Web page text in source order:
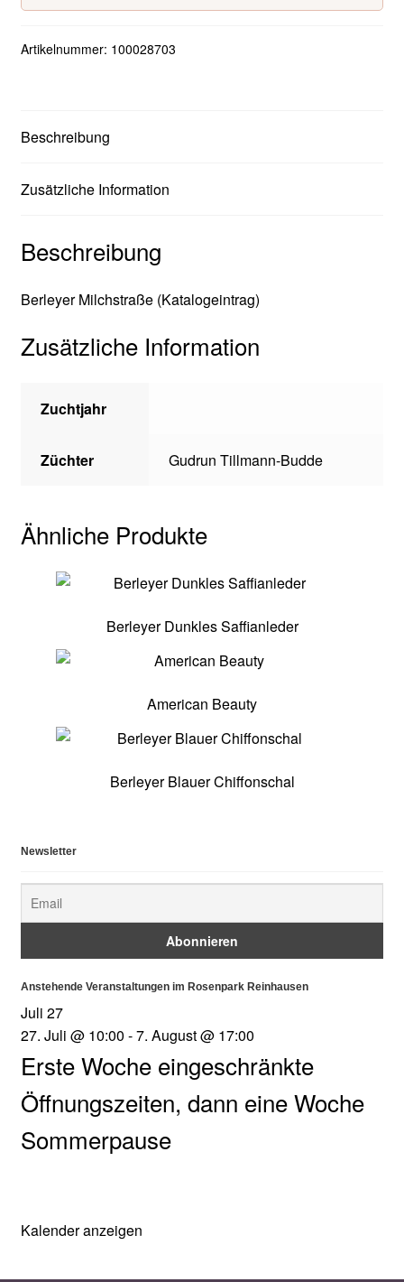
Artikelnummer: 100028703
Beschreibung
Zusätzliche Information
Beschreibung
Berleyer Milchstraße (Katalogeintrag)
Zusätzliche Information
Zuchtjahr
Züchter Gudrun Tillmann-Budde
Ähnliche Produkte
Berleyer Dunkles Saffianleder
American Beauty
Berleyer Blauer Chiffonschal
Newsletter
Anstehende Veranstaltungen im Rosenpark Reinhausen
Juli 27
27. Juli @ 10:00 -7. August @ 17:00
Erste Woche eingeschränkte
Öffnungszeiten, dann eine Woche
Sommerpause
Kalender anzeigen